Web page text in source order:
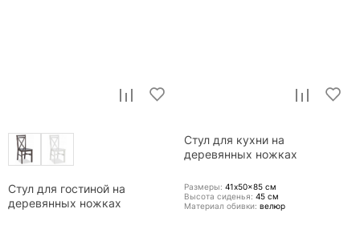
Стул для гостиной на
деревянных ножках
Стул для кухни на
деревянных ножках
Размеры: 41x50x85 см
Высота сиденья: 45 см
Материал обивки: велюр